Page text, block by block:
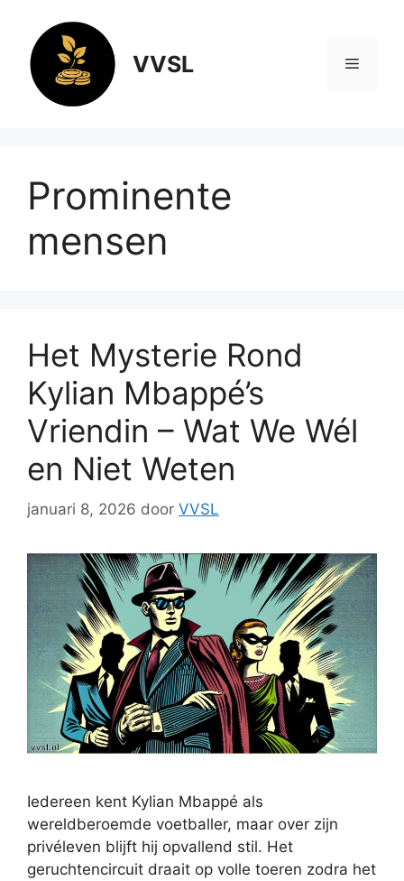
inhoud
VVSL Menu
Prominente
mensen
Het Mysterie Rond
Kylian Mbappé’s
Vriendin – Wat We Wél
en Niet Weten
januari 8, 2026 door VVSL
Iedereen kent Kylian Mbappé als
wereldberoemde voetballer, maar over zijn
privéleven blijft hij opvallend stil. Het
geruchtencircuit draait op volle toeren zodra het